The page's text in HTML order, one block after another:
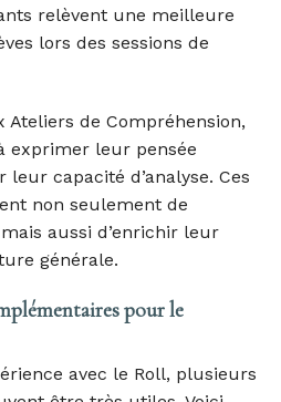
relèvent une meilleure
lors des sessions de
Ateliers de Compréhension,
exprimer leur pensée
capacité d’analyse. Ces
non seulement de
aussi d’enrichir leur
générale.
pour le
avec le Roll, plusieurs